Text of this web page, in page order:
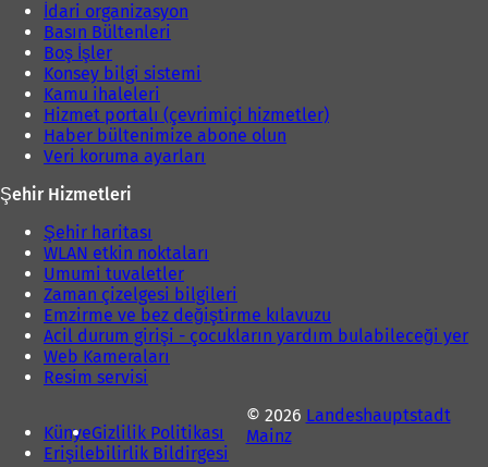
İdari organizasyon
Basın Bültenleri
Boş İşler
Konsey bilgi sistemi
Kamu ihaleleri
Hizmet portalı (çevrimiçi hizmetler)
Haber bültenimize abone olun
Veri koruma ayarları
Şehir Hizmetleri
Şehir haritası
WLAN etkin noktaları
Umumi tuvaletler
Zaman çizelgesi bilgileri
Emzirme ve bez değiştirme kılavuzu
Acil durum girişi - çocukların yardım bulabileceği yer
Web Kameraları
Resim servisi
KünyeGizlilik Politikası
Erişilebilirlik Bildirgesi
© 2026 Landeshauptstadt
Mainz